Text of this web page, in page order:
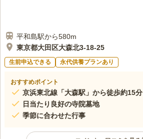
平和島駅から580m
東京都大田区大森北3-18-25
生前申込できる 永代供養プランあり
おすすめポイント
京浜東北線「大森駅」から徒歩約15分
日当たり良好の寺院墓地
季節に合わせた行事